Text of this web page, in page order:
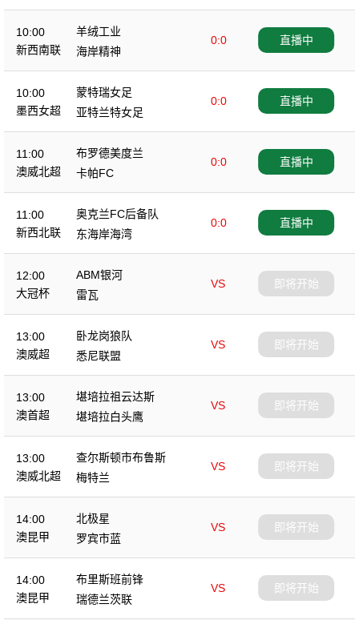
10:00
新西南联
羊绒工业
0:0
海岸精神
直播中
10:00
墨西女超
蒙特瑞女足
0:0
亚特兰特女足
直播中
11:00
澳威北超
布罗德美度兰
0:0
卡帕FC
直播中
11:00
新西北联
奥克兰FC后备队
0:0
东海岸海湾
直播中
12:00
大冠杯
ABM银河
VS
雷瓦
即将开始
13:00
澳威超
卧龙岗狼队
VS
悉尼联盟
即将开始
13:00
澳首超
堪培拉祖云达斯
VS
堪培拉白头鹰
即将开始
13:00
澳威北超
查尔斯顿市布鲁斯
VS
梅特兰
即将开始
14:00
澳昆甲
北极星
VS
罗宾市蓝
即将开始
14:00
澳昆甲
布里斯班前锋
VS
瑞德兰茨联
即将开始